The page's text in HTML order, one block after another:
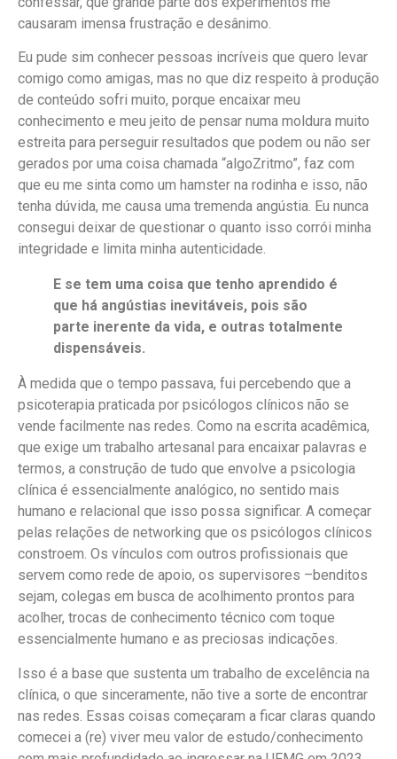
causaram imensa frustração e desânimo.
Eu pude sim conhecer pessoas incríveis que quero levar
comigo como amigas, mas no que diz respeito à produção
de conteúdo sofri muito, porque encaixar meu
conhecimento e meu jeito de pensar numa moldura muito
estreita para perseguir resultados que podem ou não ser
gerados por uma coisa chamada “algoZritmo”, faz com
que eu me sinta como um hamster na rodinha e isso, não
tenha dúvida, me causa uma tremenda angústia. Eu nunca
consegui deixar de questionar o quanto isso corrói minha
integridade e limita minha autenticidade.
E se tem uma coisa que tenho aprendido é
que há angústias inevitáveis, pois são
parte inerente da vida, e outras totalmente
dispensáveis.
À medida que o tempo passava, fui percebendo que a
psicoterapia praticada por psicólogos clínicos não se
vende facilmente nas redes. Como na escrita acadêmica,
que exige um trabalho artesanal para encaixar palavras e
termos, a construção de tudo que envolve a psicologia
clínica é essencialmente analógico, no sentido mais
humano e relacional que isso possa significar. A começar
pelas relações de networking que os psicólogos clínicos
constroem. Os vínculos com outros profissionais que
servem como rede de apoio, os supervisores –benditos
sejam, colegas em busca de acolhimento prontos para
acolher, trocas de conhecimento técnico com toque
essencialmente humano e as preciosas indicações.
Isso é a base que sustenta um trabalho de excelência na
clínica, o que sinceramente, não tive a sorte de encontrar
nas redes. Essas coisas começaram a ficar claras quando
comecei a (re) viver meu valor de estudo/conhecimento